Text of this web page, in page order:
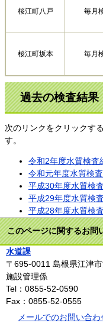
桜江町八戸 毎月
桜江町坂本 毎月
過去の検査結果
次のリンクをクリックす
す。
令和2年度水質検査
令和元年度水質検
平成30年度水質検
平成29年度水質検
平成28年度水質検
このページに関するお問
水道課
〒695-0011 島根県江津
施設管理係
Tel：0855-52-0590
Fax：0855-52-0555
メールでのお問い合わ